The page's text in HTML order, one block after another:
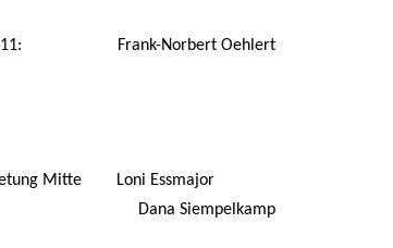
Frank-Norbert Oehlert
Mitte
Loni Essmajor